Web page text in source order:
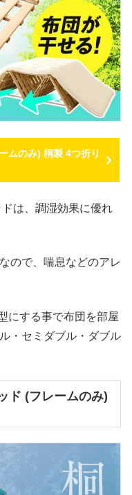
ムのみ) 桐製 4つ折り
は、調湿効果に優れ
ので、喘息などのアレ
にする事で布団を部屋
・セミダブル・ダブル
ド (フレームのみ)